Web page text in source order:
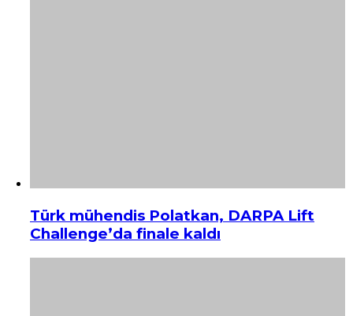
Türk mühendis Polatkan, DARPA Lift
Challenge’da finale kaldı